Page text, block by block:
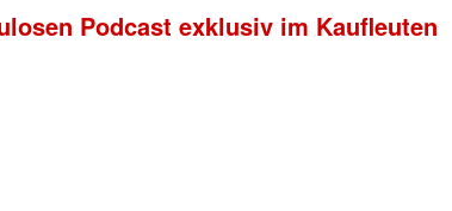
Podcast exklusiv im Kaufleuten